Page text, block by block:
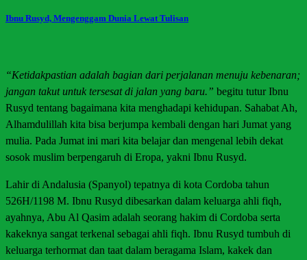
Ibnu Rusyd, Mengenggam Dunia Lewat Tulisan
“Ketidakpastian adalah bagian dari perjalanan menuju kebenaran;
jangan takut untuk tersesat di jalan yang baru.” begitu tutur Ibnu
Rusyd tentang bagaimana kita menghadapi kehidupan. Sahabat Ah,
Alhamdulillah kita bisa berjumpa kembali dengan hari Jumat yang
mulia. Pada Jumat ini mari kita belajar dan mengenal lebih dekat
sosok muslim berpengaruh di Eropa, yakni Ibnu Rusyd.
Lahir di Andalusia (Spanyol) tepatnya di kota Cordoba tahun
526H/1198 M. Ibnu Rusyd dibesarkan dalam keluarga ahli fiqh,
ayahnya, Abu Al Qasim adalah seorang hakim di Cordoba serta
kakeknya sangat terkenal sebagai ahli fiqh. Ibnu Rusyd tumbuh di
keluarga terhormat dan taat dalam beragama Islam, kakek dan